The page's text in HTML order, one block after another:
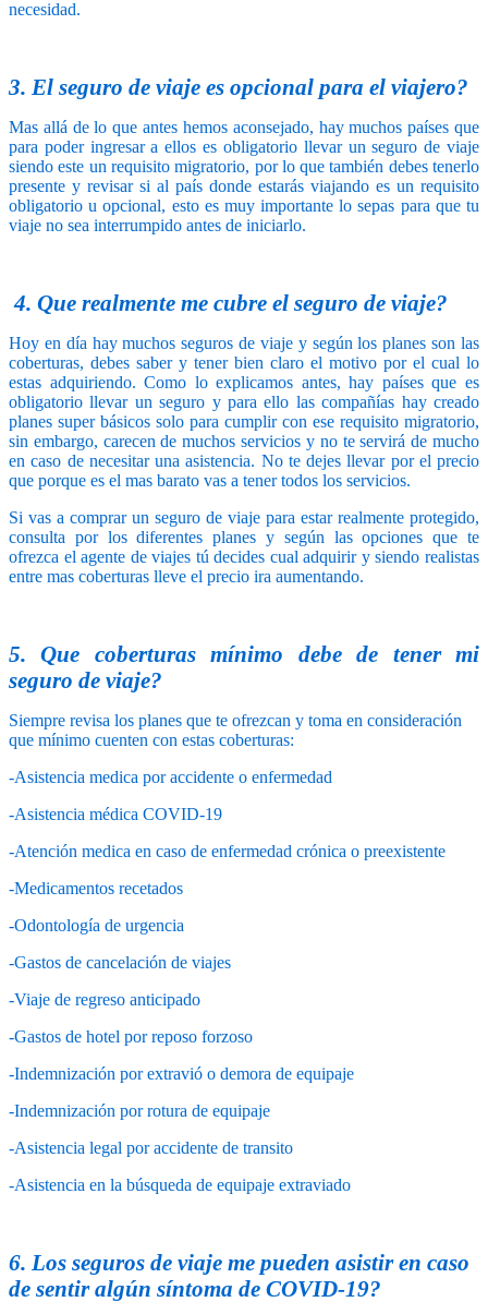
necesidad.
3. El seguro de viaje es opcional para el viajero?
Mas allá de lo que antes hemos aconsejado, hay muchos países que
para poder ingresar a ellos es obligatorio llevar un seguro de viaje
siendo este un requisito migratorio, por lo que también debes tenerlo
presente y revisar si al país donde estarás viajando es un requisito
obligatorio u opcional, esto es muy importante lo sepas para que tu
viaje no sea interrumpido antes de iniciarlo.
4. Que realmente me cubre el seguro de viaje?
Hoy en día hay muchos seguros de viaje y según los planes son las
coberturas, debes saber y tener bien claro el motivo por el cual lo
estas adquiriendo. Como lo explicamos antes, hay países que es
obligatorio llevar un seguro y para ello las compañías hay creado
planes super básicos solo para cumplir con ese requisito migratorio,
sin embargo, carecen de muchos servicios y no te servirá de mucho
en caso de necesitar una asistencia. No te dejes llevar por el precio
que porque es el mas barato vas a tener todos los servicios.
Si vas a comprar un seguro de viaje para estar realmente protegido,
consulta por los diferentes planes y según las opciones que te
ofrezca el agente de viajes tú decides cual adquirir y siendo realistas
entre mas coberturas lleve el precio ira aumentando.
5. Que coberturas mínimo debe de tener mi
seguro de viaje?
Siempre revisa los planes que te ofrezcan y toma en consideración
que mínimo cuenten con estas coberturas:
-Asistencia medica por accidente o enfermedad
-Asistencia médica COVID-19
-Atención medica en caso de enfermedad crónica o preexistente
-Medicamentos recetados
-Odontología de urgencia
-Gastos de cancelación de viajes
-Viaje de regreso anticipado
-Gastos de hotel por reposo forzoso
-Indemnización por extravió o demora de equipaje
-Indemnización por rotura de equipaje
-Asistencia legal por accidente de transito
-Asistencia en la búsqueda de equipaje extraviado
6. Los seguros de viaje me pueden asistir en caso
de sentir algún síntoma de COVID-19?